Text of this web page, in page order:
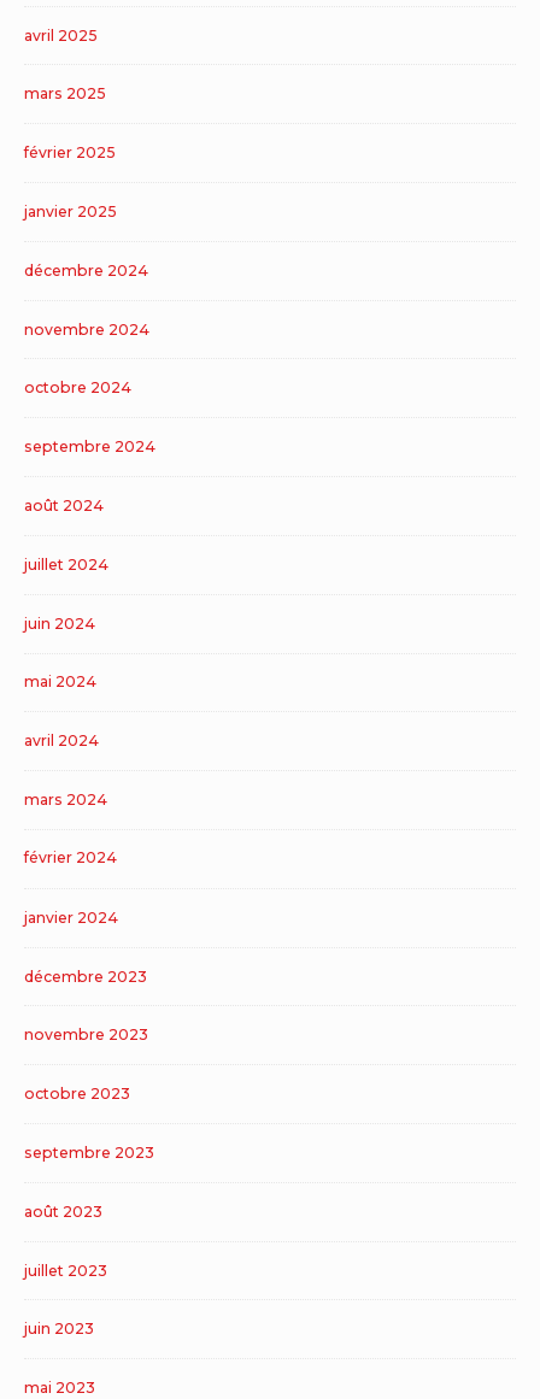
avril 2025
mars 2025
février 2025
janvier 2025
décembre 2024
novembre 2024
octobre 2024
septembre 2024
août 2024
juillet 2024
juin 2024
mai 2024
avril 2024
mars 2024
février 2024
janvier 2024
décembre 2023
novembre 2023
octobre 2023
septembre 2023
août 2023
juillet 2023
juin 2023
mai 2023